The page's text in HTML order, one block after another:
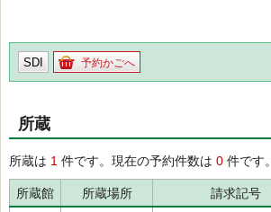
SDI 予約かごへ
所蔵
所蔵は 1 件です。現在の予約件数は 0 件です。
所蔵館 所蔵場所 請求記号